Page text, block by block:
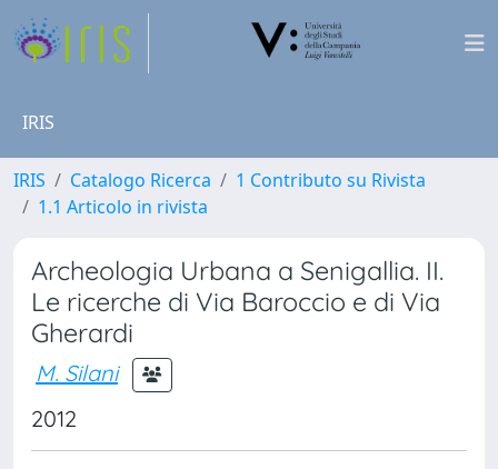
IRIS
IRIS Catalogo Ricerca
1 Contributo su Rivista
1.1 Articolo in rivista
Archeologia Urbana a Senigallia. II.
Le ricerche di Via Baroccio e di Via
Gherardi
M. Silani
2012